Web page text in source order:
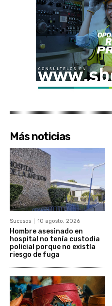
Más noticias
Sucesos 10 agosto, 2026
Hombre asesinado en
hospital no tenía custodia
policial porque no existía
riesgo de fuga